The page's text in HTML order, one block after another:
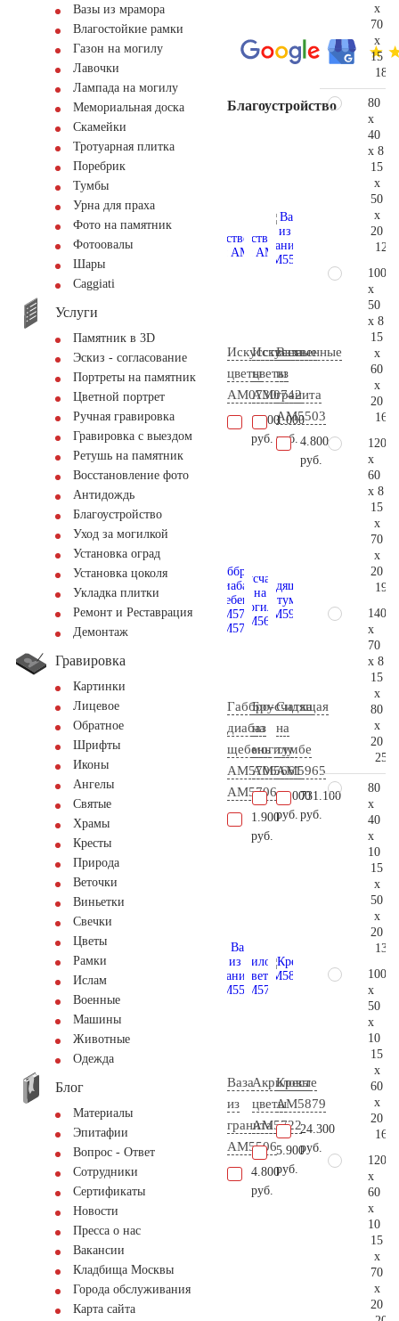
Вазы из мрамора
Влагостойкие рамки
Газон на могилу
Лавочки
Лампада на могилу
Мемориальная доска
Скамейки
Тротуарная плитка
Поребрик
Тумбы
Урна для праха
Фото на памятник
Фотоовалы
Шары
Сaggiati
Услуги
Памятник в 3D
Эскиз - согласование
Портреты на памятник
Цветной портрет
Ручная гравировка
Гравировка с выездом
Ретушь на памятник
Восстановление фото
Антидождь
Благоустройство
Уход за могилкой
Установка оград
Установка цоколя
Укладка плитки
Ремонт и Реставрация
Демонтаж
Гравировка
Картинки
Лицевое
Обратное
Шрифты
Иконы
Ангелы
Святые
Храмы
Кресты
Природа
Веточки
Виньетки
Свечки
Цветы
Рамки
Ислам
Военные
Машины
Животные
Одежда
Блог
Материалы
Эпитафии
Вопрос - Ответ
Сотрудники
Сертификаты
Новости
Пресса о нас
Вакансии
Кладбища Москвы
Города обслуживания
Карта сайта
Благоустройство
Искусственные
цветы
AM0730
1.000
руб.
Искусственные
цветы
AM0742
1.000
руб.
Ваза
из
гранита
AM5503
4.800
руб.
Габбро-
диабаз
щебень
АМ5706
AM5706
1.900
руб.
Брусчатка
на
могилу
AM5661
10.000
руб.
Сидящая
на
тумбе
AM5965
731.100
руб.
Ваза
из
гранита
AM5506
4.800
руб.
Акриловые
цветы
AM5722
5.900
руб.
Крест
AM5879
24.300
руб.
x
70
x
15
80
x
40
x 8
15
x
50
x
20
100
x
50
x 8
15
x
60
x
20
120
x
60
x 8
15
x
70
x
20
140
x
70
x 8
15
x
80
x
20
80
x
40
x
10
15
x
50
x
20
100
x
50
x
10
15
x
60
x
20
120
x
60
x
10
15
x
70
x
20